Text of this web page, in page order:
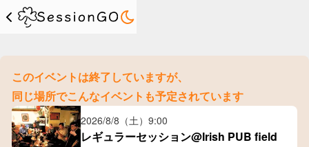
このイベントは終了していますが、
同じ場所でこんなイベントも予定されています
2026/8/8（土） 9:00
レギュラーセッション@Irish PUB field